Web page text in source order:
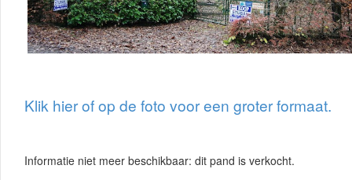
Klik hier of op de foto voor een groter formaat.
Informatie niet meer beschikbaar: dit pand is verkocht.